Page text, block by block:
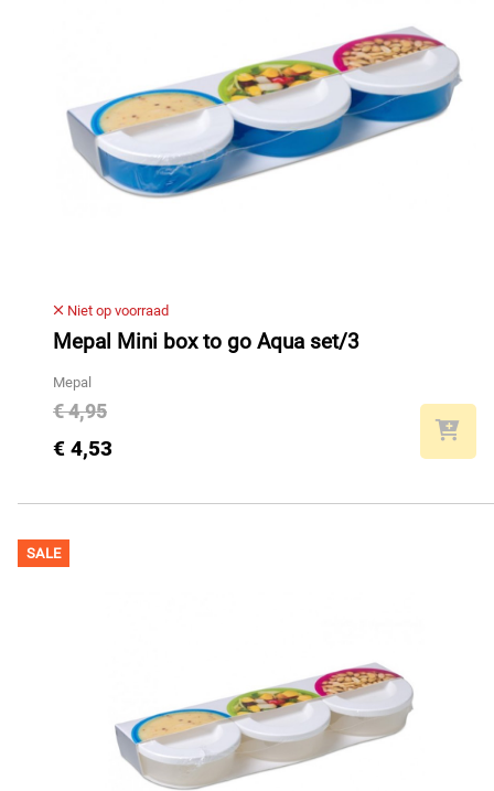
Niet op voorraad
Mepal Mini box to go Aqua set/3
Mepal
€ 4,95
€ 4,53
SALE